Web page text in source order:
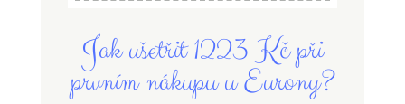
Jak ušetřit 1223 Kč při
prvním nákupu u Eurony?